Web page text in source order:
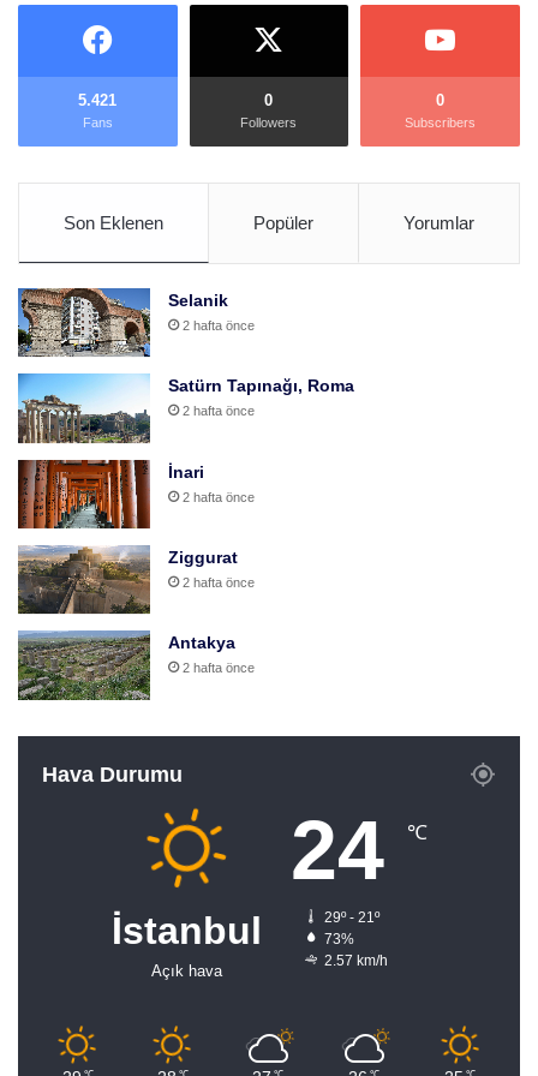
5.421
Fans
0
Followers
0
Subscribers
Son Eklenen Popüler Yorumlar
Selanik
2 hafta önce
Satürn Tapınağı, Roma
2 hafta önce
İnari
2 hafta önce
Ziggurat
2 hafta önce
Antakya
2 hafta önce
Hava Durumu
İstanbul
Açık hava
24 ℃
29º - 21º
73%
2.57 km/h